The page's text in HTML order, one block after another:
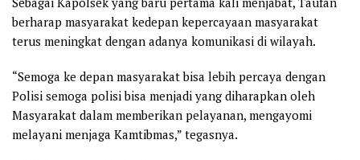
berharap masyarakat kedepan kepercayaan masyarakat
terus meningkat dengan adanya komunikasi di wilayah.
“Semoga ke depan masyarakat bisa lebih percaya dengan
Polisi semoga polisi bisa menjadi yang diharapkan oleh
Masyarakat dalam memberikan pelayanan, mengayomi
melayani menjaga Kamtibmas,” tegasnya.